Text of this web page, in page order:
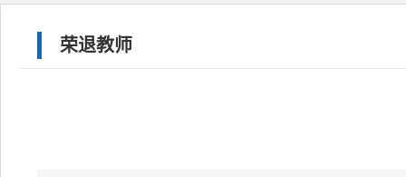
荣退教师